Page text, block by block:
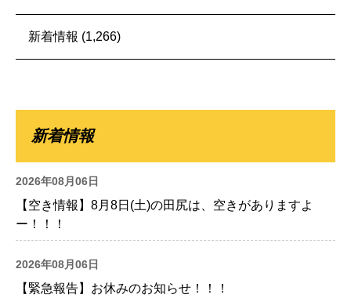
新着情報 (1,266)
新着情報
2026年08月06日
【空き情報】8月8日(土)の田尻は、空きがありますよ
ー！！！
2026年08月06日
【緊急報告】お休みのお知らせ！！！